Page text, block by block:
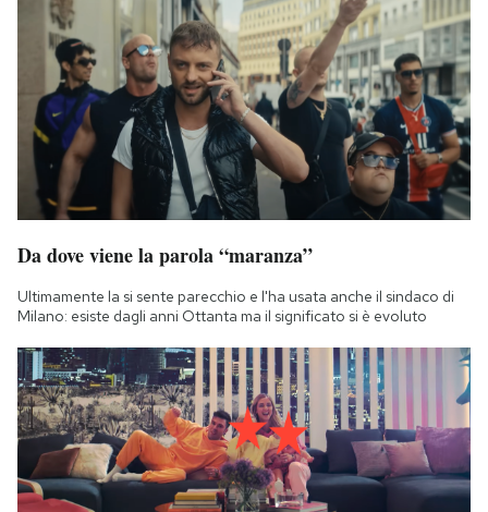
Da dove viene la parola “maranza”
Ultimamente la si sente parecchio e l'ha usata anche il sindaco di
Milano: esiste dagli anni Ottanta ma il significato si è evoluto